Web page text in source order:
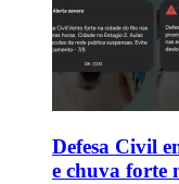
Defesa Civil
e chuva forte